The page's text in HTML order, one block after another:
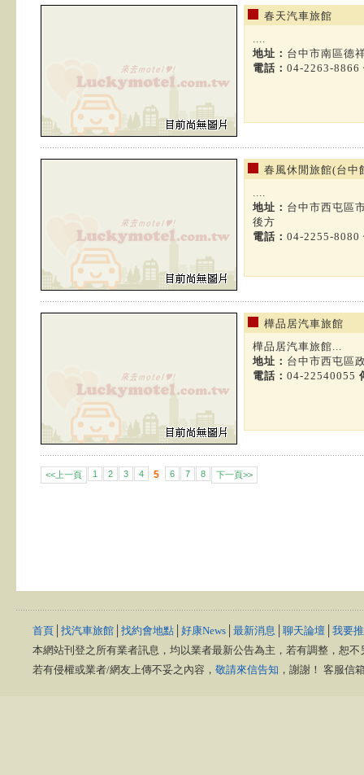
春天汽車旅館
....
地址： 台中市南區德
電話： 04-2263-8866
春風休閒旅館(台中
....
地址： 台中市西屯區
後方
電話： 04-2255-8080
樺品居汽車旅館
樺品居汽車旅館...
地址： 台中市西屯區
電話： 04-22540055
<<上一頁 1 2 3 4 5 6 7 8 下一頁>>
首頁 找汽車旅館 找約會地點 好康News 最新消息 聊天論壇 我要
本網站刊登之所有業者訊息，均以業者最新公告為主，若有調整，恕
若有侵權或業者/網友上傳不妥之內容， 敬請來信告知 ，謝謝！ 客服信